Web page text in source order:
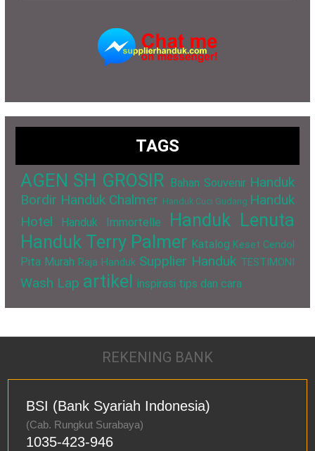
TAGS
AGEN SH GROSIR Bahan Souvenir Handuk
Bordir Handuk Chalmer Handuk Cuci Gudang Handuk
Hotel
Handuk Immortelle
Handuk Lenuta
Handuk Terry Palmer Katalog Keset Cendol
Pita Murah Raja Handuk Supplier Handuk TESTIMONI
Wash Lap artikel inspirasi tips dan cara
REKENING BANK
BSI (Bank Syariah Indonesia)
(Cab. Rungkut Surabaya)
1035-423-946